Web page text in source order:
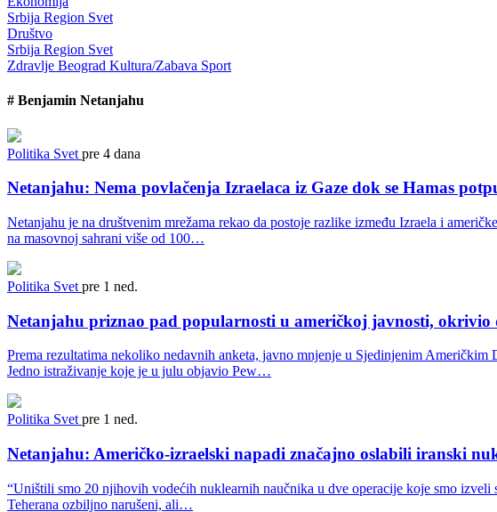
Srbija Region Svet
Društvo
Srbija Region Svet
Zdravlje Beograd Kultura/Zabava Sport
# Benjamin Netanjahu
Politika Svet pre 4 dana
Netanjahu: Nema povlačenja Izraelaca iz Gaze dok se Hamas
Netanjahu je na društvenim mrežama rekao da postoje razlike između Izraela i
na masovnoj sahrani više od 100…
Politika Svet pre 1 ned.
Netanjahu priznao pad popularnosti u američkoj javnosti, okrivio
Prema rezultatima nekoliko nedavnih anketa, javno mnjenje u Sjedinjenim
Jedno istraživanje koje je u julu objavio Pew…
Politika Svet pre 1 ned.
Netanjahu: Američko-izraelski napadi značajno oslabili iranski
“Uništili smo 20 njihovih vodećih nuklearnih naučnika u dve operacije koje smo
Teherana ozbiljno narušeni, ali…